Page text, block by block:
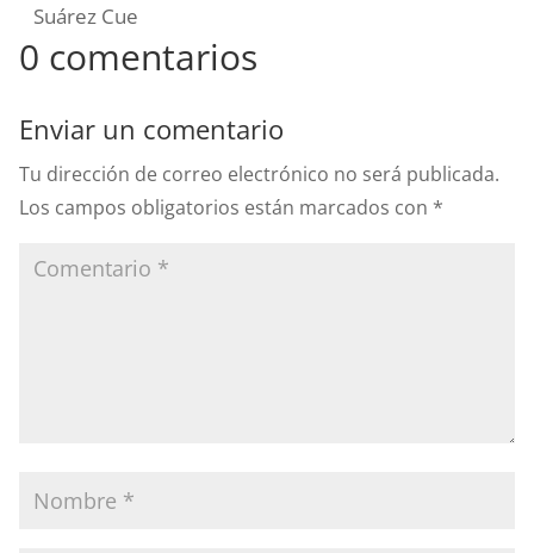
Suárez Cue
0 comentarios
Enviar un comentario
Tu dirección de correo electrónico no será publicada.
Los campos obligatorios están marcados con *